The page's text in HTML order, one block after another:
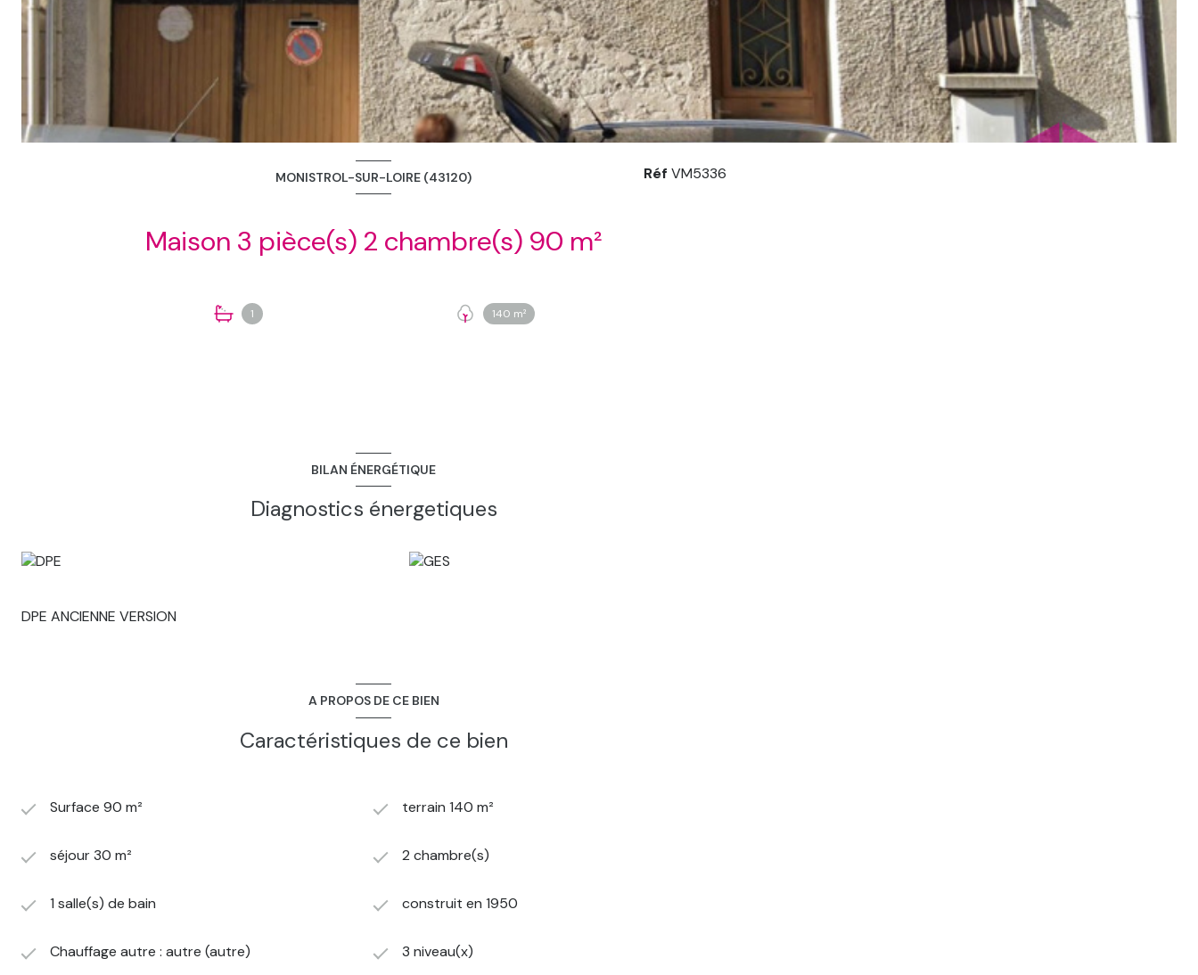
MONISTROL-SUR-LOIRE (43120)
Maison 3 pièce(s) 2 chambre(s) 90 m²
1 140 m²
Réf VM5336
BILAN ÉNERGÉTIQUE
Diagnostics énergetiques
DPE ANCIENNE VERSION
A PROPOS DE CE BIEN
Caractéristiques de ce bien
Surface 90 m² terrain 140 m²
séjour 30 m² 2 chambre(s)
1 salle(s) de bain construit en 1950
Chauffage autre : autre (autre) 3 niveau(x)